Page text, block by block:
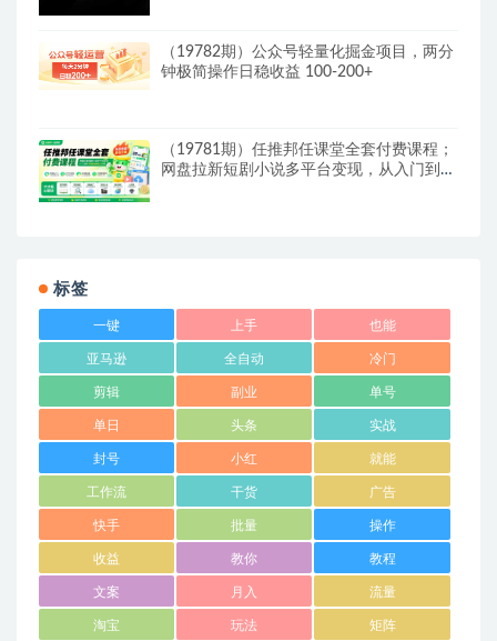
（19782期）公众号轻量化掘金项目，两分
钟极简操作日稳收益 100-200+
（19781期）任推邦任课堂全套付费课程；
网盘拉新短剧小说多平台变现，从入门到高
标签
一键 上手 也能
亚马逊 全自动 冷门
剪辑 副业 单号
单日 头条 实战
封号 小红 就能
工作流 干货 广告
快手 批量 操作
收益 教你 教程
文案 月入 流量
淘宝 玩法 矩阵